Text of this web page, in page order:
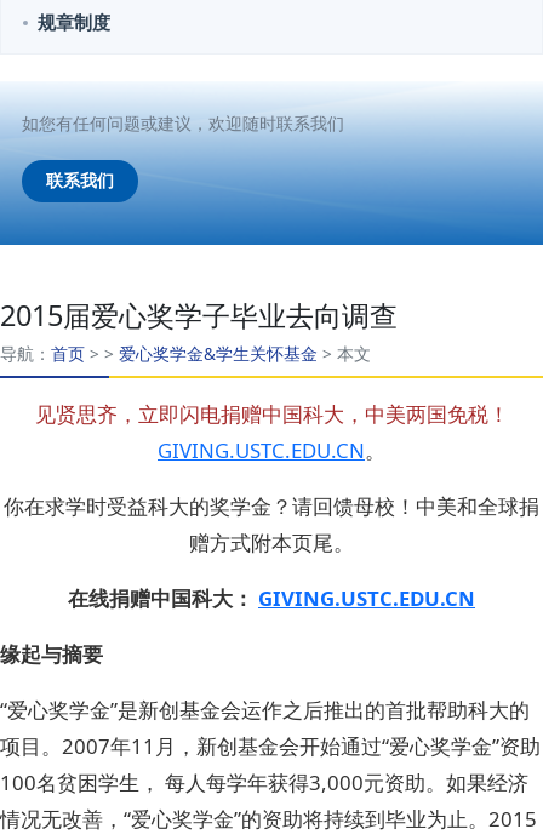
规章制度
如您有任何问题或建议，欢迎随时联系我们
联系我们
2015届爱心奖学子毕业去向调查
导航： 首页 > > 爱心奖学金&学生关怀基金 > 本文
见贤思齐，立即闪电捐赠中国科大，中美两国免税！
GIVING.USTC.EDU.CN。
你在求学时受益科大的奖学金？请回馈母校！中美和全球捐
赠方式附本页尾。
在线捐赠中国科大： GIVING.USTC.EDU.CN
缘起与摘要
“爱心奖学金”是新创基金会运作之后推出的首批帮助科大的
项目。2007年11月，新创基金会开始通过“爱心奖学金”资助
100名贫困学生， 每人每学年获得3,000元资助。如果经济
情况无改善，“爱心奖学金”的资助将持续到毕业为止。2015